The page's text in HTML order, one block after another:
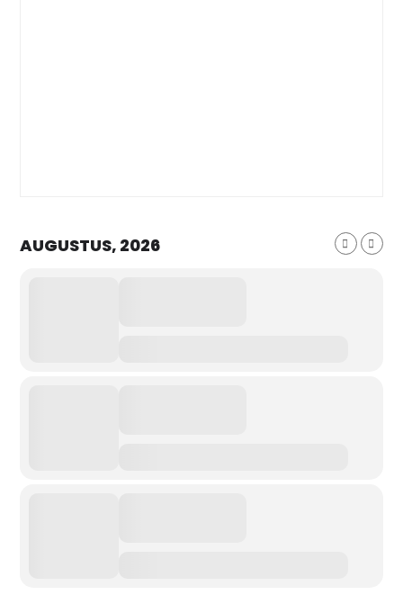
AUGUSTUS, 2026